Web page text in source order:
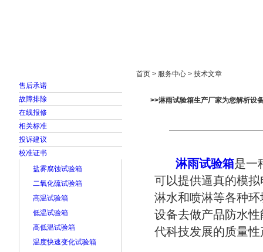
售后承诺
故障排除
在线报修
相关标准
投诉建议
校准证书
盐雾腐蚀试验箱
二氧化硫试验箱
高温试验箱
低温试验箱
高低温试验箱
温度快速变化试验箱
首页 > 服务中心 > 技术文章
>>淋雨试验箱生产厂家为您解析设
淋雨试验箱是一
可以提供逼真的模
淋水和喷淋等各种
设备去做产品防水
代科技发展的质量性